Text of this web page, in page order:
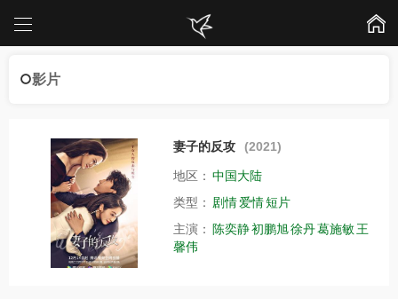
影片
妻子的反攻 (2021)
地区： 中国大陆
类型： 剧情爱情短片
主演：
陈奕静初鹏旭徐丹葛施敏王
馨伟